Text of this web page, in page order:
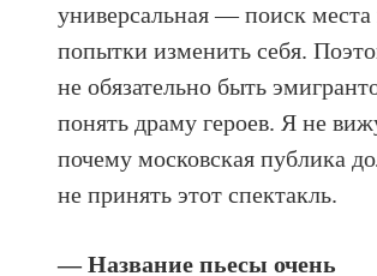
универсальная — поиск
попытки изменить себя.
не обязательно быть
понять драму героев. Я не
почему московская публика
не принять этот спектакль.
— Название пьесы очень